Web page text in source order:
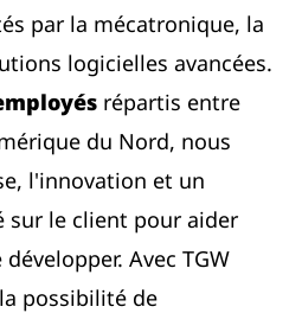
par la mécatronique, la
logicielles avancées.
répartis entre
du Nord, nous
l'innovation et un
sur le client pour aider
Avec TGW
possibilité de